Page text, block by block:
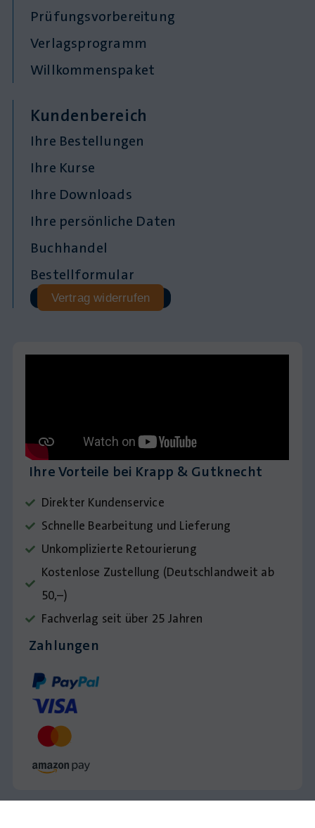
Prüfungsvorbereitung
Verlagsprogramm
Willkommenspaket
Kundenbereich
Ihre Bestellungen
Ihre Kurse
Ihre Downloads
Ihre persönliche Daten
Buchhandel
Bestellformular
Vertrag widerrufen
Ihre Vorteile bei Krapp & Gutknecht
Direkter Kundenservice
Schnelle Bearbeitung und Lieferung
Unkomplizierte Retourierung
Kostenlose Zustellung (Deutschlandweit ab
50,–)
Fachverlag seit über 25 Jahren
Zahlungen